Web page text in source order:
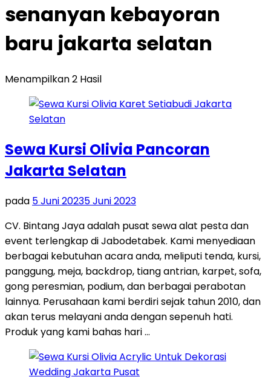
senanyan kebayoran
baru jakarta selatan
Menampilkan 2 Hasil
Sewa Kursi Olivia Pancoran
Jakarta Selatan
pada 5 Juni 20235 Juni 2023
CV. Bintang Jaya adalah pusat sewa alat pesta dan
event terlengkap di Jabodetabek. Kami menyediaan
berbagai kebutuhan acara anda, meliputi tenda, kursi,
panggung, meja, backdrop, tiang antrian, karpet, sofa,
gong peresmian, podium, dan berbagai perabotan
lainnya. Perusahaan kami berdiri sejak tahun 2010, dan
akan terus melayani anda dengan sepenuh hati.
Produk yang kami bahas hari …